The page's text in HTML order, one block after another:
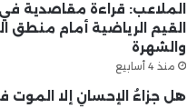
الملاعب: قراءة مقاصدية
القيم الرياضية أمام منطق
والشهرة
منذ 4 أسابيع
هل جزاءُ الإحسانِ إلا الموت